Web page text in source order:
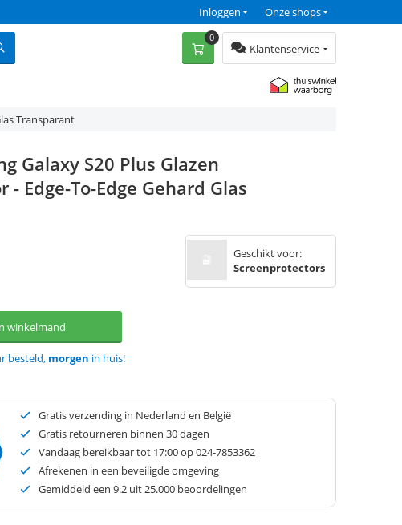
Onze shops
Inloggen
Klantenservice
0
Transparant
Galaxy S20 Plus Glazen
Edge-To-Edge Gehard Glas
Geschikt voor:
Screenprotectors
winkelmand
besteld, morgen in huis!
Gratis verzending in Nederland en België
Gratis retourneren binnen 30 dagen
Vandaag bereikbaar tot 17:00 op 024-7853362
Afrekenen in een beveiligde omgeving
Gemiddeld een 9.2 uit 25.000 beoordelingen